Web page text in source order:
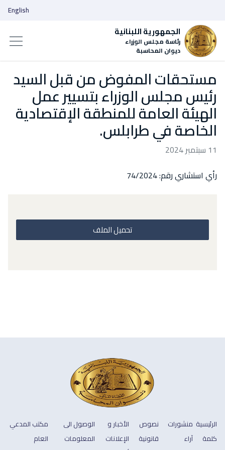
الجمهورية اللبنانية
رئاسة مجلس الوزراء
ديوان المحاسبة
English
مستحقات المفوض من قبل السيد
رئيس مجلس الوزراء بتسيير عمل
الهيئة العامة للمنطقة الإقتصادية
الخاصة في طرابلس.
11 سبتمبر 2024
رأي استشاري رقم: 74/2024
تحميل الملف
الرئيسية
كلمة
منشورات
آراء
نصوص
قانونية
الأخبار و
الإعلانات
الوصول الى
المعلومات
مكتب المدعي
العام